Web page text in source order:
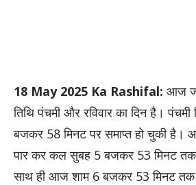
18 May 2025 Ka Rashifal: आज
तिथि पंचमी और रविवार का दिन है।
बजकर 58 मिनट पर समाप्त हो चुकी है।
पार कर कल सुबह 5 बजकर 53 मिनट तक
साथ ही आज शाम 6 बजकर 53 मिनट तक